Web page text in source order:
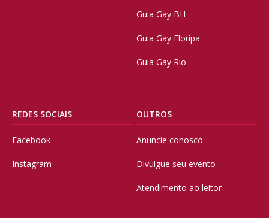
Guia Gay BH
Guia Gay Floripa
Guia Gay Rio
REDES SOCIAIS
Facebook
Instagram
OUTROS
Anuncie conosco
Divulgue seu evento
Atendimento ao leitor